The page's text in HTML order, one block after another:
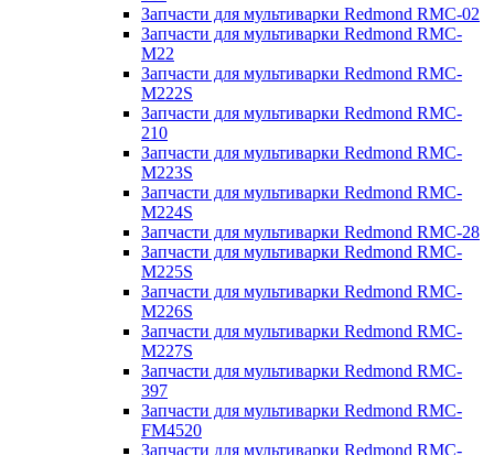
Запчасти для мультиварки Redmond RMC-02
Запчасти для мультиварки Redmond RMC-
M22
Запчасти для мультиварки Redmond RMC-
M222S
Запчасти для мультиварки Redmond RMC-
210
Запчасти для мультиварки Redmond RMC-
M223S
Запчасти для мультиварки Redmond RMC-
M224S
Запчасти для мультиварки Redmond RMC-28
Запчасти для мультиварки Redmond RMC-
M225S
Запчасти для мультиварки Redmond RMC-
M226S
Запчасти для мультиварки Redmond RMC-
M227S
Запчасти для мультиварки Redmond RMC-
397
Запчасти для мультиварки Redmond RMC-
FM4520
Запчасти для мультиварки Redmond RMC-